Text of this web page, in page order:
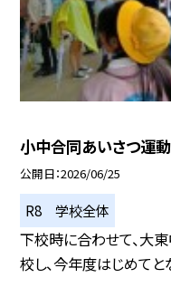
小中合同あいさつ運動
公開日 2026/06/25
R8 学校全体
下校時に合わせて、大
校し、今年度はじめてと